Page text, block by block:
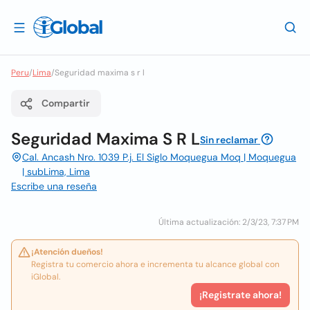
Peru/Lima/Seguridad maxima s r l
Compartir
Seguridad Maxima S R LSin reclamar
Cal. Ancash Nro. 1039 P.j. El Siglo Moquegua Moq | Moquegua
| subLima, Lima
Escribe una reseña
Última actualización: 2/3/23, 7:37 PM
¡Atención dueños!
Registra tu comercio ahora e incrementa tu alcance global con
iGlobal.
¡Registrate ahora!